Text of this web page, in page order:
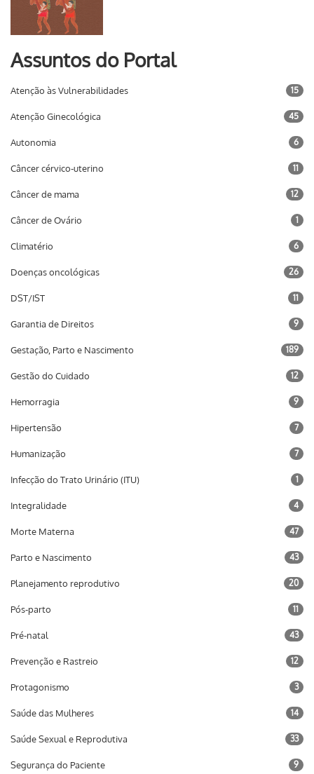
Assuntos do Portal
Atenção às Vulnerabilidades 15
Atenção Ginecológica 45
Autonomia 6
Câncer cérvico-uterino 11
Câncer de mama 12
Câncer de Ovário 1
Climatério 6
Doenças oncológicas 26
DST/IST 11
Garantia de Direitos 9
Gestação, Parto e Nascimento 189
Gestão do Cuidado 12
Hemorragia 9
Hipertensão 7
Humanização 7
Infecção do Trato Urinário (ITU) 1
Integralidade 4
Morte Materna 47
Parto e Nascimento 43
Planejamento reprodutivo 20
Pós-parto 11
Pré-natal 43
Prevenção e Rastreio 12
Protagonismo 3
Saúde das Mulheres 14
Saúde Sexual e Reprodutiva 33
Segurança do Paciente 9